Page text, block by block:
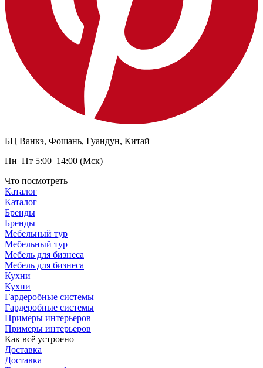
БЦ Ванкэ, Фошань, Гуандун, Китай
Пн–Пт 5:00–14:00 (Мск)
Что посмотреть
Каталог
Каталог
Бренды
Бренды
Мебельный тур
Мебельный тур
Мебель для бизнеса
Мебель для бизнеса
Кухни
Кухни
Гардеробные системы
Гардеробные системы
Примеры интерьеров
Примеры интерьеров
Как всё устроено
Доставка
Доставка